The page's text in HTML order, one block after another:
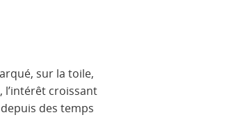
sur la toile,
l’intérêt croissant
des temps